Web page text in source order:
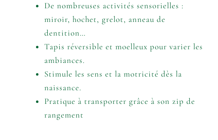
De nombreuses activités sensorielles :
miroir, hochet, grelot, anneau de
dentition…
Tapis réversible et moelleux pour varier les
ambiances.
Stimule les sens et la motricité dès la
naissance.
Pratique à transporter grâce à son zip de
rangement